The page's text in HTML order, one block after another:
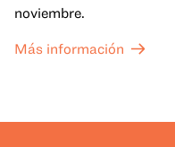
noviembre.
Más información